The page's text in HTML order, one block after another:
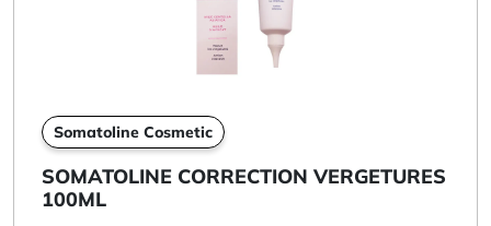
Somatoline Cosmetic
SOMATOLINE CORRECTION VERGETURES
100ML